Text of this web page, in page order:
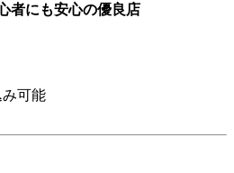
者にも安心の優良店
み可能